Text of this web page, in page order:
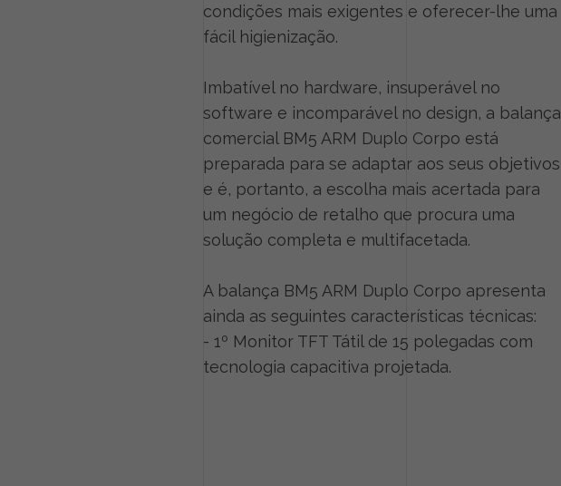
condições mais exigentes e oferecer-lhe uma
fácil higienização.
Imbatível no hardware, insuperável no
software e incomparável no design, a balança
comercial BM5 ARM Duplo Corpo está
preparada para se adaptar aos seus objetivos
e é, portanto, a escolha mais acertada para
um negócio de retalho que procura uma
solução completa e multifacetada.
A balança BM5 ARM Duplo Corpo apresenta
ainda as seguintes características técnicas:
- 1º Monitor TFT Tátil de 15 polegadas com
tecnologia capacitiva projetada.